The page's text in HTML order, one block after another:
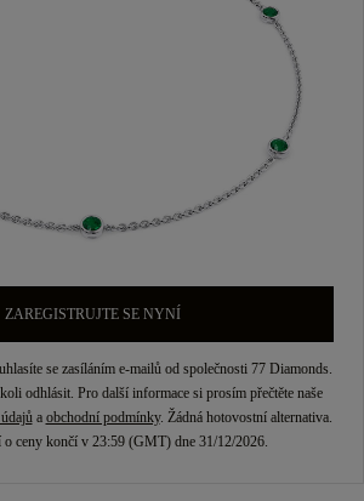
ZAREGISTRUJTE SE NYNÍ
se zasíláním e-mailů od společnosti 77 Diamonds.
odhlásit. Pro další informace si prosím přečtěte naše
a obchodní podmínky. Žádná hotovostní alternativa.
o ceny končí v 23:59 (GMT) dne 31/12/2026.